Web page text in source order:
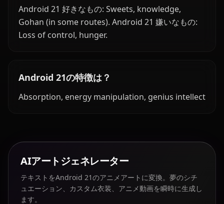
Android 21 好きなもの: Sweets, knowledge,
Gohan (in some routes). Android 21 嫌いなもの:
Loss of control, hunger.
Android 21の特徴は？
Absorption, energy manipulation, genius intellect
AIアートジェネレーター
テキストをAndroid 21のアニメアートに変換。夢のシチ
ュエーション、カスタム衣装、アニメ動画を瞬時に生成し
ます。